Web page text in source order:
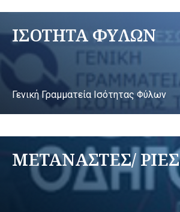
ΙΣΟΤΗΤΑ ΦΥΛΩΝ
Γενική Γραμματεία Ισότητας Φύλων
ΜΕΤΑΝΑΣΤΕΣ/ ΡΙΕΣ